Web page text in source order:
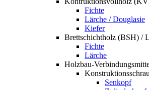
Fichte
Lärche / Douglasie
Kiefer
Brettschichtholz (BSH) /
Fichte
Lärche
Holzbau-
Senkopf